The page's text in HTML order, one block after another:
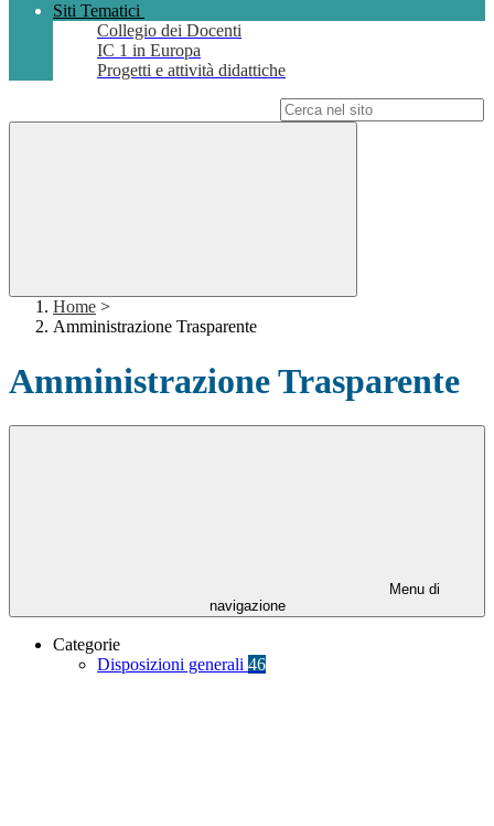
Siti Tematici
Collegio dei Docenti
IC 1 in Europa
Progetti e attività didattiche
Home >
Amministrazione Trasparente
Amministrazione Trasparente
Menu di
navigazione
Categorie
Disposizioni generali 46